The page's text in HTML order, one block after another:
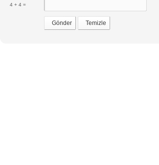
4 + 4 =
Gönder Temizle